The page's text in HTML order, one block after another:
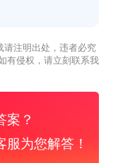
请注明出处，违者必究
有侵权，请立刻联系我
案？
为您解答！